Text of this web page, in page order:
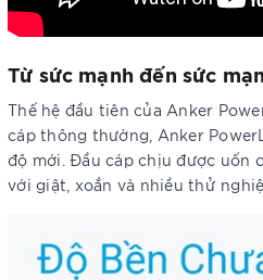
Từ sức mạnh đến sức
Thế hệ đầu tiên của Anker
cáp thông thường, Anker
độ mới. Đầu cáp chịu được uốn
với giật, xoắn và nhiều thử